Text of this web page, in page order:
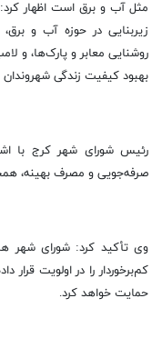
مثل آب و برق است اظهار
زیربنایی در حوزه آب و
روشنایی معابر و پارک‌ها، و
بهبود کیفیت زندگی
رئیس شورای شهر کرج با
صرفه‌جویی و مصرف بهینه،
وی تأکید کرد: شورای شهر
کم‌برخوردار را در اولویت
حمایت خواهد کرد.